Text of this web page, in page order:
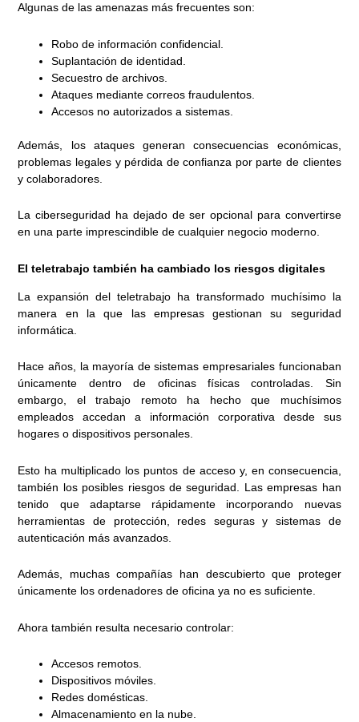
Algunas de las amenazas más frecuentes son:
Robo de información confidencial.
Suplantación de identidad.
Secuestro de archivos.
Ataques mediante correos fraudulentos.
Accesos no autorizados a sistemas.
Además, los ataques generan consecuencias económicas,
problemas legales y pérdida de confianza por parte de clientes
y colaboradores.
La ciberseguridad ha dejado de ser opcional para convertirse
en una parte imprescindible de cualquier negocio moderno.
El teletrabajo también ha cambiado los riesgos digitales
La expansión del teletrabajo ha transformado muchísimo la
manera en la que las empresas gestionan su seguridad
informática.
Hace años, la mayoría de sistemas empresariales funcionaban
únicamente dentro de oficinas físicas controladas. Sin
embargo, el trabajo remoto ha hecho que muchísimos
empleados accedan a información corporativa desde sus
hogares o dispositivos personales.
Esto ha multiplicado los puntos de acceso y, en consecuencia,
también los posibles riesgos de seguridad. Las empresas han
tenido que adaptarse rápidamente incorporando nuevas
herramientas de protección, redes seguras y sistemas de
autenticación más avanzados.
Además, muchas compañías han descubierto que proteger
únicamente los ordenadores de oficina ya no es suficiente.
Ahora también resulta necesario controlar:
Accesos remotos.
Dispositivos móviles.
Redes domésticas.
Almacenamiento en la nube.